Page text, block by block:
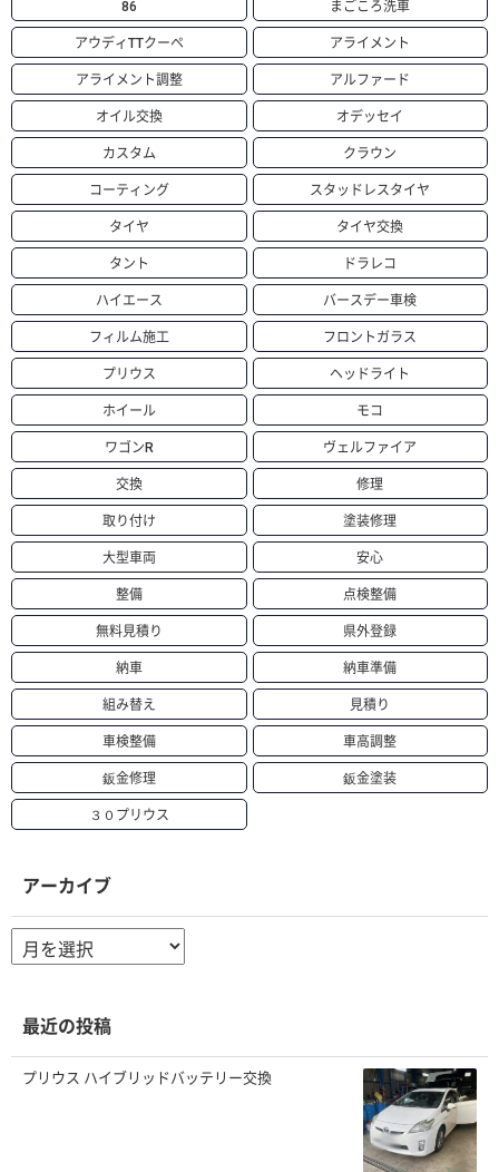
86 まごころ洗車
アウディTTクーペ アライメント
アライメント調整 アルファード
オイル交換 オデッセイ
カスタム クラウン
コーティング スタッドレスタイヤ
タイヤ タイヤ交換
タント ドラレコ
ハイエース バースデー車検
フィルム施工 フロントガラス
プリウス ヘッドライト
ホイール モコ
ワゴンR ヴェルファイア
交換 修理
取り付け 塗装修理
大型車両 安心
整備 点検整備
無料見積り 県外登録
納車 納車準備
組み替え 見積り
車検整備 車高調整
鈑金修理 鈑金塗装
３０プリウス
アーカイブ
ー
ブ
最近の投稿
プリウス ハイブリッドバッテリー交換